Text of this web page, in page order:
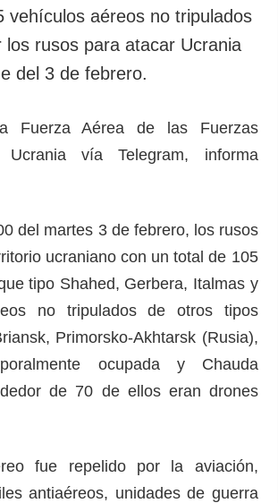
Política de
privacidad y
datos personales
SERVICIOS
Suscripción
Banco de
imágenes
vehículos aéreos no tripulados
los rusos para atacar Ucrania
del 3 de febrero.
Fuerza Aérea de las Fuerzas
vía Telegram, informa
del martes 3 de febrero, los rusos
ucraniano con un total de 105
tipo Shahed, Gerbera, Italmas y
no tripulados de otros tipos
Primorsko-Akhtarsk (Rusia),
ocupada y Chauda
de 70 de ellos eran drones
fue repelido por la aviación,
antiaéreos, unidades de guerra